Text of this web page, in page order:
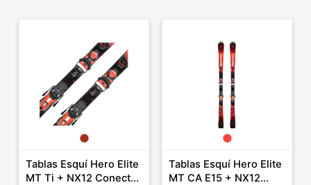
Tablas Esquí Hero Elite
MT Ti + NX12 Conect...
Tablas Esquí Hero Elite
MT CA E15 + NX12...